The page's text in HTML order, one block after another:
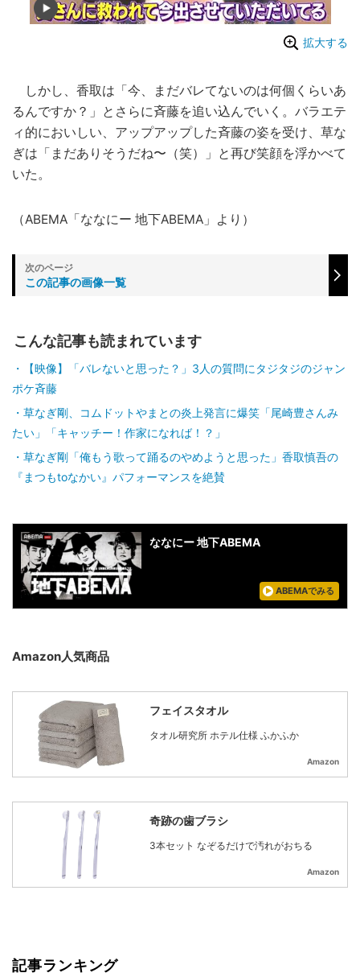
拡大する
しかし、香取は「今、まだバレてないのは何個くらいあ
るんですか？」とさらに斉藤を追い込んでいく。バラエテ
ィ的においしい、アップアップした斉藤の姿を受け、草な
ぎは「まだありそうだね〜（笑）」と再び笑顔を浮かべて
いた。
（ABEMA「ななにー 地下ABEMA」より）
この記事の画像一覧
こんな記事も読まれています
【映像】「バレないと思った？」3人の質問にタジタジのジャン
ポケ斉藤
草なぎ剛、コムドットやまとの炎上発言に爆笑「尾崎豊さんみ
たい」「キャッチー！作家になれば！？」
草なぎ剛「俺もう歌って踊るのやめようと思った」香取慎吾の
『まつもtoなかい』パフォーマンスを絶賛
ななにー 地下ABEMA
ABEMAでみる
Amazon人気商品
フェイスタオル
タオル研究所 ホテル仕様 ふかふか
Amazon
奇跡の歯ブラシ
3本セット なぞるだけで汚れがおちる
Amazon
記事ランキング